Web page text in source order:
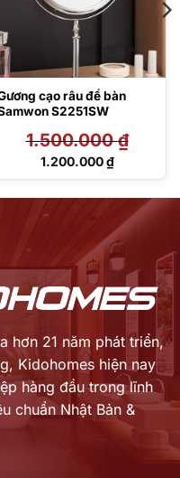
cạo râu để bàn
S2251SW
1.500.000₫
Giá
1.500.000 ₫.
1.200.000₫
Giá
1.200.000 ₫.
hơn 21 năm phát triển,
Kidohomes hiện nay
hàng đầu trong lĩnh
chuẩn Nhật Bản &